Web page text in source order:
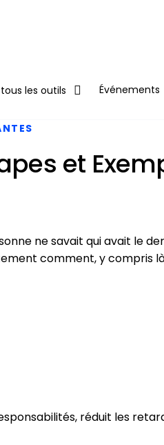
tous les outils Événements
et
ne savait qui avait le
comment, y compris là
réduit les